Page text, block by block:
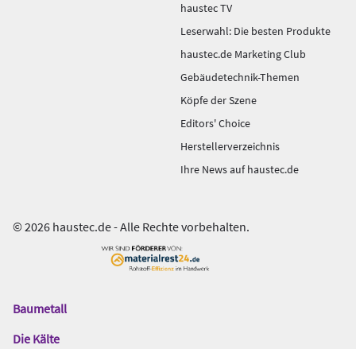
haustec TV
Leserwahl: Die besten Produkte
haustec.de Marketing Club
Gebäudetechnik-Themen
Köpfe der Szene
Editors' Choice
Herstellerverzeichnis
Ihre News auf haustec.de
© 2026 haustec.de - Alle Rechte vorbehalten.
Das
Gentner
Baumetall
Die Kälte